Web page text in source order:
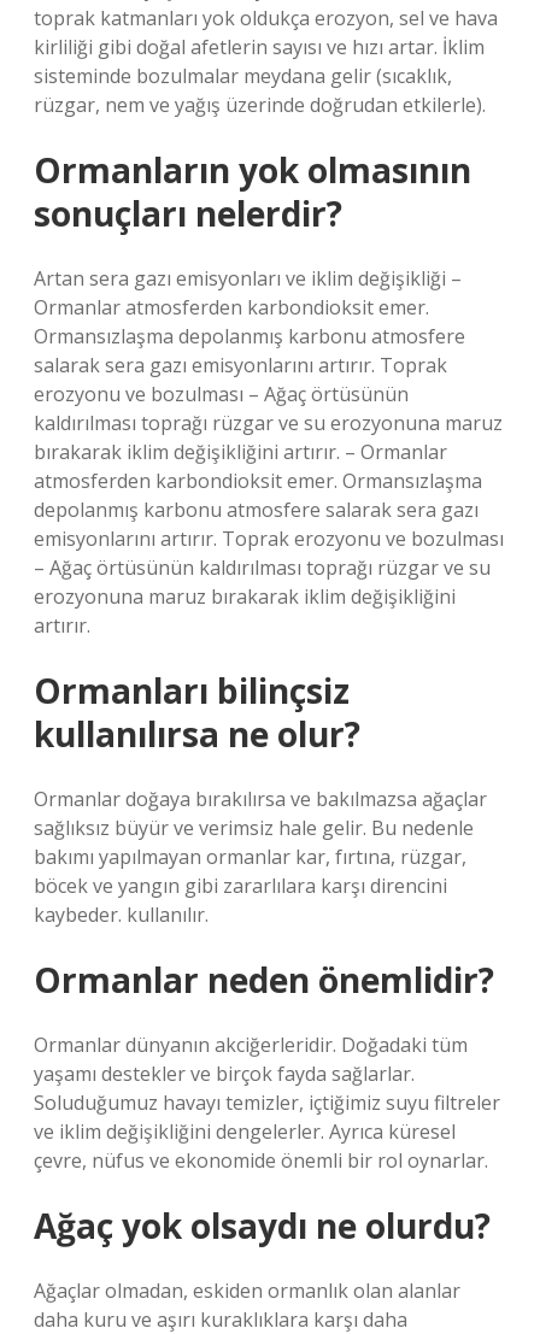
toprak katmanları yok oldukça erozyon, sel ve hava
kirliliği gibi doğal afetlerin sayısı ve hızı artar. İklim
sisteminde bozulmalar meydana gelir (sıcaklık,
rüzgar, nem ve yağış üzerinde doğrudan etkilerle).
Ormanların yok olmasının
sonuçları nelerdir?
Artan sera gazı emisyonları ve iklim değişikliği –
Ormanlar atmosferden karbondioksit emer.
Ormansızlaşma depolanmış karbonu atmosfere
salarak sera gazı emisyonlarını artırır. Toprak
erozyonu ve bozulması – Ağaç örtüsünün
kaldırılması toprağı rüzgar ve su erozyonuna maruz
bırakarak iklim değişikliğini artırır. – Ormanlar
atmosferden karbondioksit emer. Ormansızlaşma
depolanmış karbonu atmosfere salarak sera gazı
emisyonlarını artırır. Toprak erozyonu ve bozulması
– Ağaç örtüsünün kaldırılması toprağı rüzgar ve su
erozyonuna maruz bırakarak iklim değişikliğini
artırır.
Ormanları bilinçsiz
kullanılırsa ne olur?
Ormanlar doğaya bırakılırsa ve bakılmazsa ağaçlar
sağlıksız büyür ve verimsiz hale gelir. Bu nedenle
bakımı yapılmayan ormanlar kar, fırtına, rüzgar,
böcek ve yangın gibi zararlılara karşı direncini
kaybeder. kullanılır.
Ormanlar neden önemlidir?
Ormanlar dünyanın akciğerleridir. Doğadaki tüm
yaşamı destekler ve birçok fayda sağlarlar.
Soluduğumuz havayı temizler, içtiğimiz suyu filtreler
ve iklim değişikliğini dengelerler. Ayrıca küresel
çevre, nüfus ve ekonomide önemli bir rol oynarlar.
Ağaç yok olsaydı ne olurdu?
Ağaçlar olmadan, eskiden ormanlık olan alanlar
daha kuru ve aşırı kuraklıklara karşı daha